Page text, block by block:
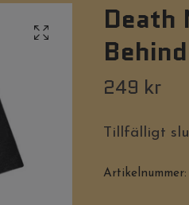
Death
249 kr
Tillfälligt
Artikelnummer: